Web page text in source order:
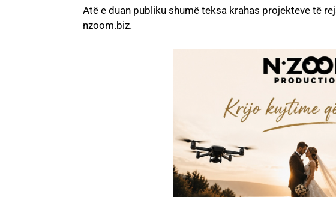
Atë e duan publiku shumë teksa krahas projekteve të
nzoom.biz.